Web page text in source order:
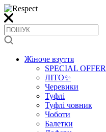
Жіноче взуття
SPECIAL OFFER
ЛІТО✨
Черевики
Туфлі
Туфлі човник
Чоботи
Балетки